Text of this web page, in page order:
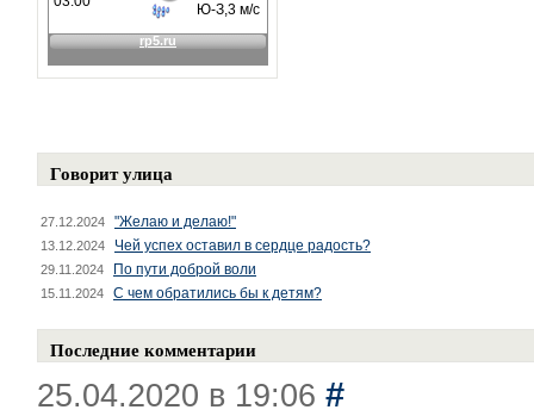
Говорит улица
27.12.2024 "Желаю и делаю!"
13.12.2024 Чей успех оставил в сердце радость?
29.11.2024 По пути доброй воли
15.11.2024 С чем обратились бы к детям?
Последние комментарии
25.04.2020 в 19:06 #